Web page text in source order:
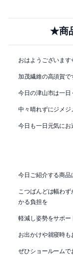
★商
おはようございま
加茂繊維の高須賀
今日の津山市は一
中々晴れずにジメ
今日も一日元気に
今日ご紹介する商
こつばんどは幅わ
かる負担を
軽減し姿勢をサポー
お出かけや就寝時
ぜひショールーム